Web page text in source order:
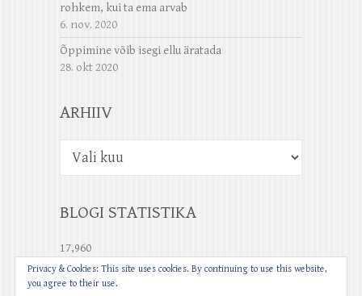
rohkem, kui ta ema arvab
6. nov. 2020
Õppimine võib isegi ellu äratada
28. okt 2020
ARHIIV
Arhiiv
BLOGI STATISTIKA
17,960
Privacy & Cookies: This site uses cookies. By continuing to use this website,
you agree to their use.